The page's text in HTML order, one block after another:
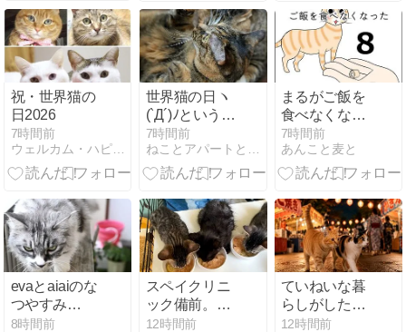
の滝 後編―
祝・世界猫の
日2026
7時間前
ウェルカム・ハピネスはココにあり
世界猫の日ヽ
(`Д´)ﾉというこ
とでうちのに
ゃんプロどう
ぞ
7時間前
ねことアパートと1人暮らし
まるがご飯を
食べなくなっ
た８
7時間前
あんこと麦と
evaとaiaiのな
つやすみ
@2026①
8時間前
スペイクリニ
ック備前。3
匹の手術
12時間前
ていねいな暮
らしがした
い。
12時間前